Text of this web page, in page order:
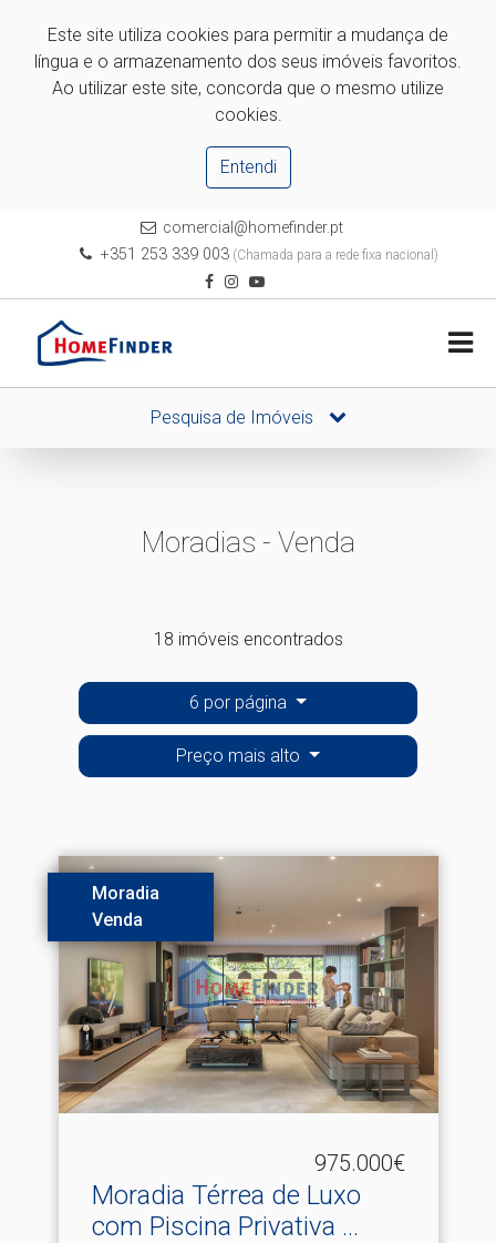
Este site utiliza cookies para permitir a mudança de
língua e o armazenamento dos seus imóveis favoritos.
Ao utilizar este site, concorda que o mesmo utilize
cookies.
Entendi
comercial@homefinder.pt
+351 253 339 003(Chamada para a rede fixa nacional)
Pesquisa de Imóveis
Moradias - Venda
18 imóveis encontrados
6 por página
Preço mais alto
Moradia
Venda
975.000€
Moradia Térrea de Luxo
com Piscina Privativa .​..